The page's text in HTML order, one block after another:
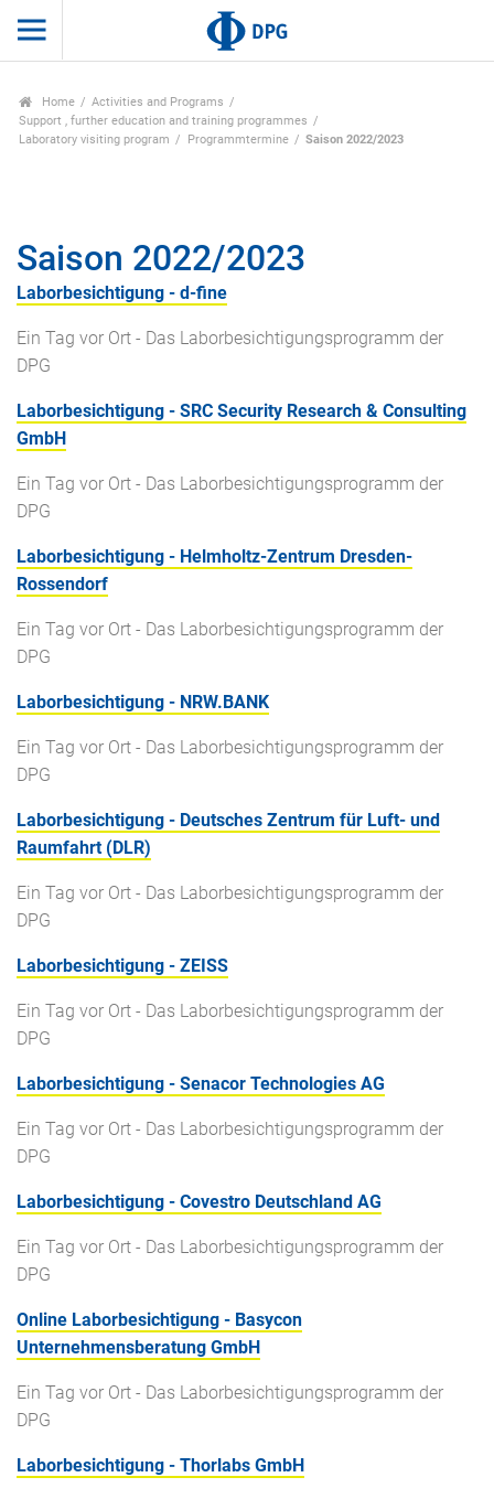
Home
Activities and Programs
Support , further education and training programmes
Laboratory visiting program
Programmtermine Saison 2022/2023
Saison 2022/2023
Laborbesichtigung - d-fine
Ein Tag vor Ort - Das Laborbesichtigungsprogramm der
DPG
Laborbesichtigung - SRC Security Research & Consulting
GmbH
Ein Tag vor Ort - Das Laborbesichtigungsprogramm der
DPG
Laborbesichtigung - Helmholtz-Zentrum Dresden-
Rossendorf
Ein Tag vor Ort - Das Laborbesichtigungsprogramm der
DPG
Laborbesichtigung - NRW.BANK
Ein Tag vor Ort - Das Laborbesichtigungsprogramm der
DPG
Laborbesichtigung - Deutsches Zentrum für Luft- und
Raumfahrt (DLR)
Ein Tag vor Ort - Das Laborbesichtigungsprogramm der
DPG
Laborbesichtigung - ZEISS
Ein Tag vor Ort - Das Laborbesichtigungsprogramm der
DPG
Laborbesichtigung - Senacor Technologies AG
Ein Tag vor Ort - Das Laborbesichtigungsprogramm der
DPG
Laborbesichtigung - Covestro Deutschland AG
Ein Tag vor Ort - Das Laborbesichtigungsprogramm der
DPG
Online Laborbesichtigung - Basycon
Unternehmensberatung GmbH
Ein Tag vor Ort - Das Laborbesichtigungsprogramm der
DPG
Laborbesichtigung - Thorlabs GmbH